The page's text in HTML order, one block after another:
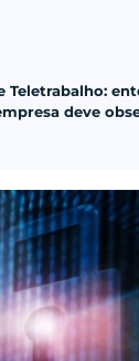
Teletrabalho:
deve